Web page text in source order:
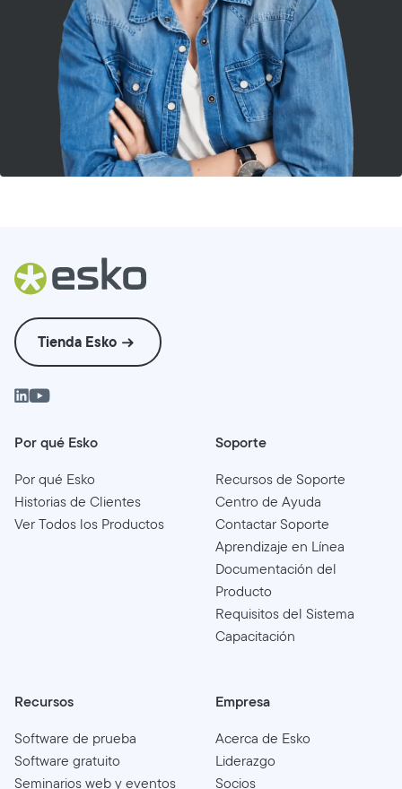
Tienda Esko
Por qué Esko
Por qué Esko
Historias de Clientes
Ver Todos los Productos
Soporte
Recursos de Soporte
Centro de Ayuda
Contactar Soporte
Aprendizaje en Línea
Documentación del
Producto
Requisitos del Sistema
Capacitación
Recursos
Software de prueba
Software gratuito
Seminarios web y eventos
Empresa
Acerca de Esko
Liderazgo
Socios